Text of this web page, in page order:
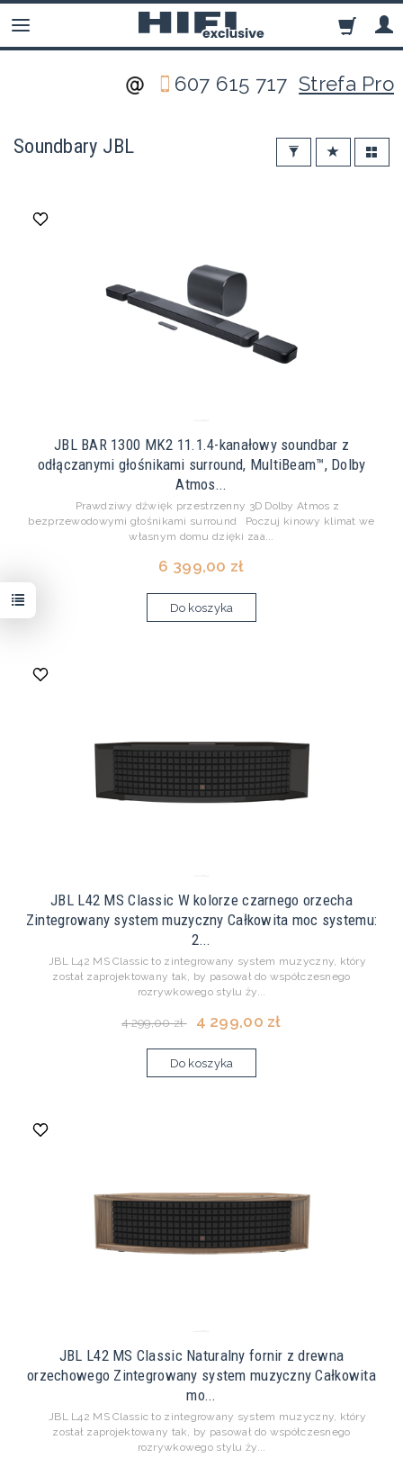
607 615 717Strefa Pro
Soundbary JBL
JBL BAR 1300 MK2 11.1.4-kanałowy soundbar z
odłączanymi głośnikami surround, MultiBeam™, Dolby
Atmos...
Prawdziwy dźwięk przestrzenny 3D Dolby Atmos z
bezprzewodowymi głośnikami surround Poczuj kinowy klimat we
własnym domu dzięki zaa...
6 399,00 zł
Do koszyka
JBL L42 MS Classic W kolorze czarnego orzecha
Zintegrowany system muzyczny Całkowita moc systemu:
2...
JBL L42 MS Classic to zintegrowany system muzyczny, który
został zaprojektowany tak, by pasował do współczesnego
rozrywkowego stylu ży...
4 299,00 zł 4 299,00 zł
Do koszyka
JBL L42 MS Classic Naturalny fornir z drewna
orzechowego Zintegrowany system muzyczny Całkowita
mo...
JBL L42 MS Classic to zintegrowany system muzyczny, który
został zaprojektowany tak, by pasował do współczesnego
rozrywkowego stylu ży...